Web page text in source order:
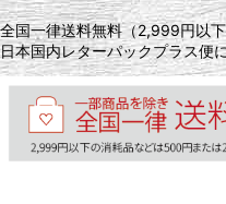
全国一律送料無料（2,999円以
日本国内レターパックプラス便